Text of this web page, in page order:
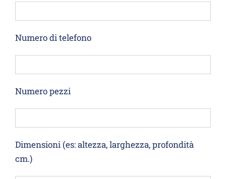
Numero di telefono
Numero pezzi
Dimensioni (es: altezza, larghezza, profondità
cm.)